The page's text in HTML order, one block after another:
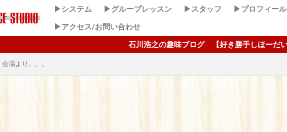
▶システム ▶グループレッスン ▶スタッフ
▶プロフィール
▶アクセス/お問い合わせ
石川浩之の趣味ブログ 【好き勝手しほーだい！】 ここクリック！
会場より。。。